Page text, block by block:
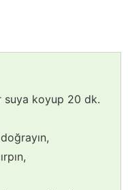
suya koyup 20 dk.